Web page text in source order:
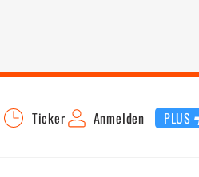
Ticker Anmelden PLUS